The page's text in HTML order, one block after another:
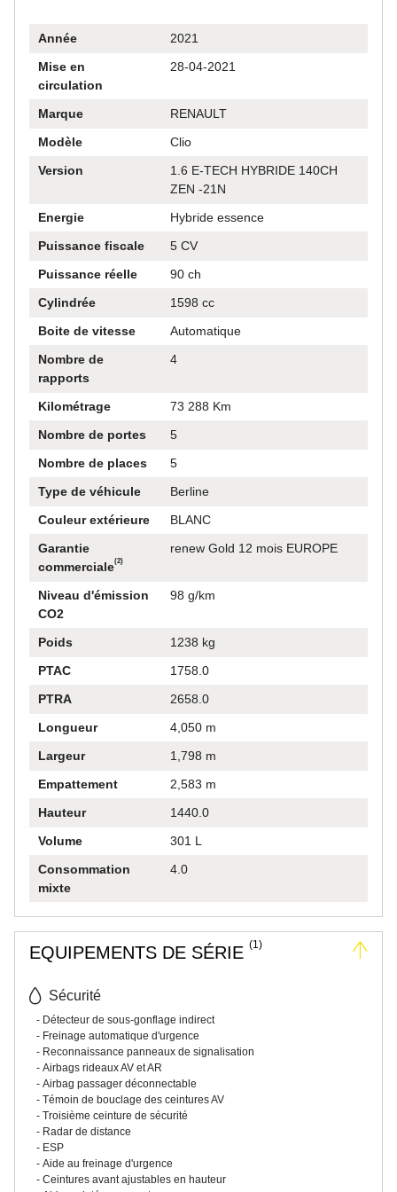
remettant les clés : « Maintenant, profitez de
ce que je vais faire. Merci encore !"
Année
2021
Mise en
circulation
28-04-2021
Marque
RENAULT
Modèle
Clio
Version
1.6 E-TECH HYBRIDE 140CH
ZEN -21N
Energie
Hybride essence
Puissance fiscale
5 CV
Puissance réelle
90 ch
Cylindrée
1598 cc
Boite de vitesse
Automatique
Nombre de
rapports
4
Kilométrage
73 288 Km
Nombre de portes
5
Nombre de places
5
Type de véhicule
Berline
Couleur extérieure
BLANC
Garantie
commerciale(2)
renew Gold 12 mois EUROPE
Niveau d'émission
CO2
98 g/km
Poids
1238 kg
PTAC
1758.0
PTRA
2658.0
Longueur
4,050 m
Largeur
1,798 m
Empattement
2,583 m
Hauteur
1440.0
Volume
301 L
Consommation
mixte
4.0
EQUIPEMENTS DE SÉRIE (1)
Sécurité
Détecteur de sous-gonflage indirect
Freinage automatique d'urgence
Reconnaissance panneaux de signalisation
Airbags rideaux AV et AR
Airbag passager déconnectable
Témoin de bouclage des ceintures AV
Troisième ceinture de sécurité
Radar de distance
ESP
Aide au freinage d'urgence
Ceintures avant ajustables en hauteur